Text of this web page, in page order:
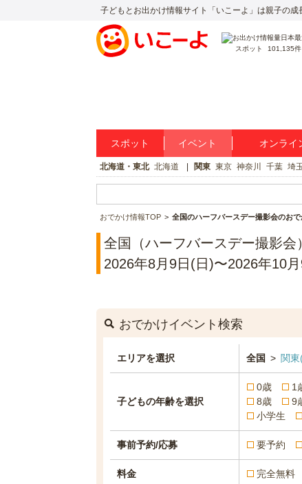
子どもとお出かけ情報サイト「いこーよ」は親子の成
スポット 101,135件
スポット イベント オンライ
北海道・東北 北海道 関東 東京 神奈川 千葉 埼
おでかけ情報TOP 全国のハーフバースデー撮影会のおで
全国（ハーフバースデー撮影会
2026年8月9日(日)〜2026年10
おでかけイベント検索
エリアを選択 全国 > 関東
子どもの年齢を選択
0歳 1
8歳
9
小学生
事前予約/応募 要予約
料金 完全無料